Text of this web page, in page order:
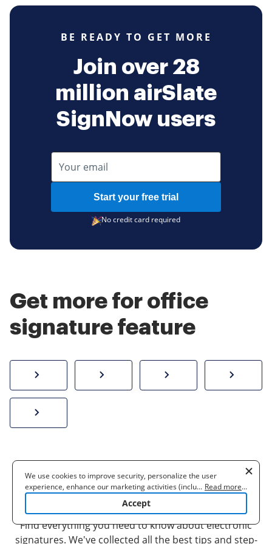
BE READY TO GET MORE
Join over 28
million airSlate
SignNow users
Start your free trial
No credit card required
Get more for office
signature feature
How to sign a PDF onlineCreate electronic signature
Send
The ins and outs of
eSignature
Find everything you need to know about electronic
signatures. We've collected all the best tips and step-
We use cookies to improve security, personalize the user
experience, enhance our marketing activities (including
cooperating with our 3rd party partners) and for other business
to learn more. By clicking "Accept"
... Read more...
Accept